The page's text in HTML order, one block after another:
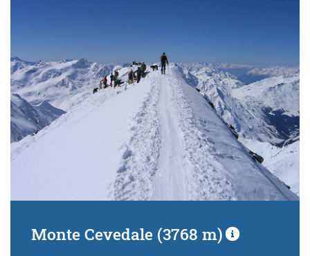
Monte Cevedale (3768 m)